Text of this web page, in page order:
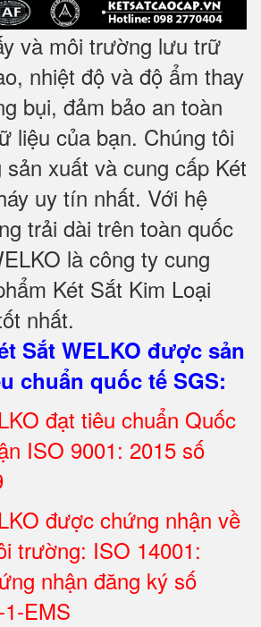
và môi trường lưu trữ
nhiệt độ và độ ẩm thay
bụi, đảm bảo an toàn
liệu của bạn. Chúng tôi
xuất và cung cấp Két
uy tín nhất. Với hệ
trải dài trên toàn quốc
là công ty cung
Két Sắt Kim Loại
nhất.
Sắt WELKO được sản
chuẩn quốc tế SGS:
đạt tiêu chuẩn Quốc
ISO 9001: 2015 số
được chứng nhận về
trường: ISO 14001:
nhận đăng ký số
EMS